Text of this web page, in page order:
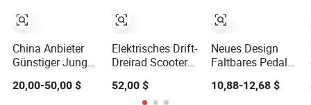
China Anbieter
Günstiger Jungen
Kinder Motorroller
20,00-50,00 $
Geländescooter
Rennstrecke Mini
Motorrad
Elektrisches Drift-
Dreirad Scooter
Dreirad-Drift-
52,00 $
Neues Design
Faltbares Pedal
Räder Blitz Kinder
10,88-12,68 $